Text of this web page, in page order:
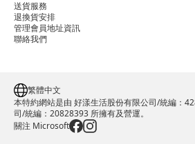
送貨服務
退換貨安排
管理會員地址資訊
聯絡我們
繁體中文
本特約網站是由 好漾生活股份有限公司/統編：
司/統編：20828393 所擁有及營運。
關注 Microsoft